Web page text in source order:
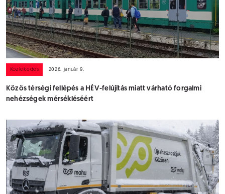
Közlekedés 2026. január 9.
Közös térségi fellépés a HÉV-felújítás miatt várható forgalmi
nehézségek mérsékléséért